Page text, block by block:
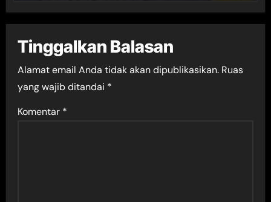
Tinggalkan Balasan
Alamat email Anda tidak akan dipublikasikan. Ruas
yang wajib ditandai *
Komentar *